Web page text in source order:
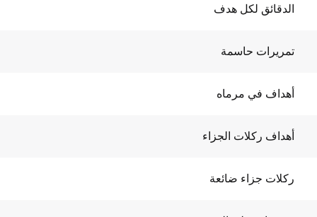
الدقائق لكل هدف
تمريرات حاسمة
أهداف في مرماه
أهداف ركلات الجزاء
ركلات جزاء ضائعة